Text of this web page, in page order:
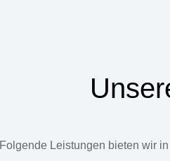
Folgende Leistungen bieten wir